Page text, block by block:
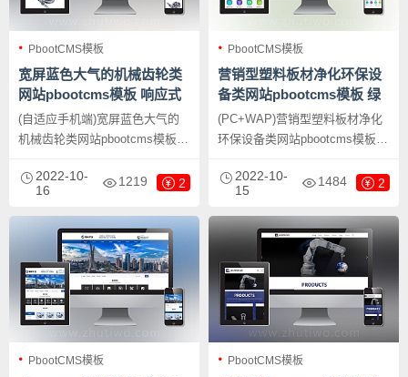
PbootCMS模板
宽屏蓝色大气的机械齿轮类
网站pbootcms模板 响应式
五金轴承加工制造网站源码
下载
(自适应手机端)宽屏蓝色大气的
机械齿轮类网站pbootcms模板
码下载，PbootCMS内核开发的
网站模板，该模板适用于机械齿
轮网站、五金轴承网站等企业，
当然其他行业也可以做，只需要
把文字图片换成其他行业的即
可；
2022-10-
16
1219 2
PbootCMS模板
营销型塑料板材净化环保设
备类网站pbootcms模板 绿
色环保五金板材网站模板下
载
(PC+WAP)营销型塑料板材净化
环保设备类网站pbootcms模板
载，PbootCMS内核开发的网站
模板，该模板适用于营销型网
站、塑料板材网站、五金网站等
企业，当然其他行业也可以做，
只需要把文字图片换成其他行业
的即可；
2022-10-
15
1484 2
PbootCMS模板 PbootCMS模板